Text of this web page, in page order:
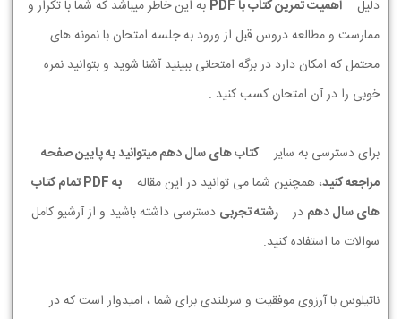
دلیل اهمیت تمرین کتاب با PDF
به این خاطر میباشد که شما با تکرار و
ممارست و مطالعه دروس قبل از ورود به جلسه امتحان با نمونه های
محتمل که امکان دارد در برگه امتحانی ببینید آشنا شوید و بتوانید نمره
خوبی را در آن امتحان کسب کنید .
برای دسترسی به سایر
کتاب های سال دهم میتوانید به پایین صفحه
مراجعه کنید، همچنین شما می توانید در این مقاله
به PDF تمام کتاب
های سال دهم در رشته تجربی دسترسی داشته باشید و از آرشیو کامل
سوالات ما استفاده کنید.
ناتیلوس با آرزوی موفقیت و سربلندی برای شما ، امیدوار است که در